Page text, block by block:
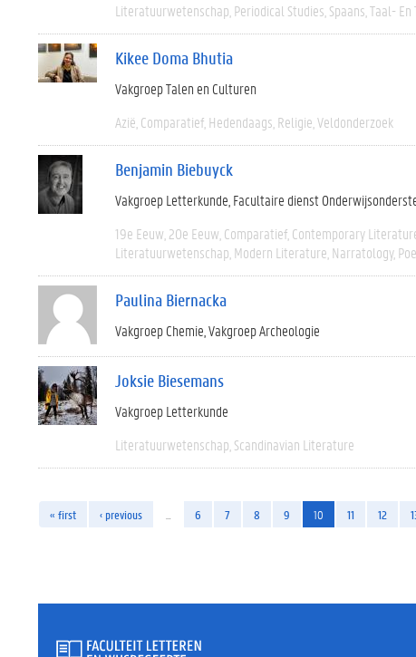
Literatuurwetenschap Periodical Studies Spaans Taal- En
Kikee Doma Bhutia
Vakgroep Talen en Culturen
Azië Comparatief Hedendaags Religie Veldonderzoek
Benjamin Biebuyck
Vakgroep Letterkunde Facultaire dienst
19e Eeuw 20e Eeuw Comparatief Contemporary
Literatuurwetenschap Modern Literature Narratology
Paulina Biernacka
Vakgroep Chemie Vakgroep Archeologie
Joksie Biesemans
Vakgroep Letterkunde
Literatuurwetenschap Scandinavian Literature
« first ‹ previous 6 7 8 9 10 11 12